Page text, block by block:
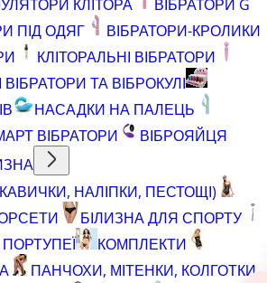
КЛІТОРА
ВІБРАТОРИ G
ПІД ОДЯГ
ВІБРАТОРИ-КРОЛИКИ
КЛІТОРАЛЬНІ ВІБРАТОРИ
ВІБРАТОРИ ТА ВІБРОКУЛІ
НАСАДКИ НА ПАЛЕЦЬ
ВІБРАТОРИ
ВІБРОЯЙЦЯ
НАЛІПКИ, ПЕСТОЩІ)
БІЛИЗНА ДЛЯ СПОРТУ
КОМПЛЕКТИ
ПАНЧОХИ, МІТЕНКИ, КОЛГОТКИ